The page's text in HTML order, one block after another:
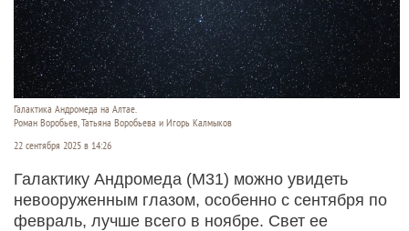
Галактика Андромеда на Алтае.
Роман Воробьев, Татьяна Воробьева и Игорь Калмыков
22 сентября 2025 в 14:26
Галактику Андромеда (М31) можно увидеть
невооруженным глазом, особенно с сентября по
февраль, лучше всего в ноябре. Свет ее